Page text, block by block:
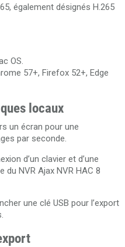
également désignés H.265
OS.
57+, Firefox 52+, Edge
locaux
un écran pour une
par seconde.
d’un clavier et d’une
du NVR Ajax NVR HAC 8
une clé USB pour l’export